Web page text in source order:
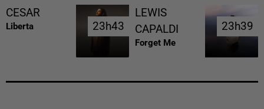
CESAR
Liberta 23h43
23h43
LEWIS
CAPALDI
Forget Me
23h39
23h39